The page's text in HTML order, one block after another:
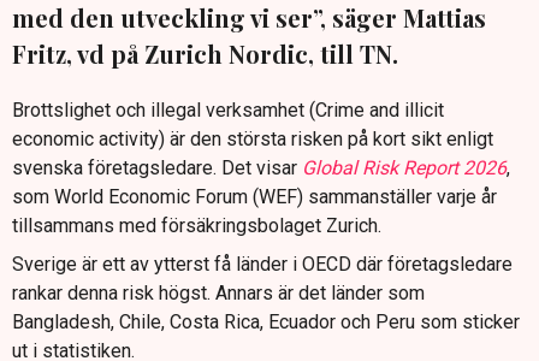
med den utveckling vi ser”, säger Mattias
Fritz, vd på Zurich Nordic, till TN.
Brottslighet och illegal verksamhet (Crime and illicit
economic activity) är den största risken på kort sikt enligt
svenska företagsledare. Det visar Global Risk Report 2026,
som World Economic Forum (WEF) sammanställer varje år
tillsammans med försäkringsbolaget Zurich.
Sverige är ett av ytterst få länder i OECD där företagsledare
rankar denna risk högst. Annars är det länder som
Bangladesh, Chile, Costa Rica, Ecuador och Peru som sticker
ut i statistiken.